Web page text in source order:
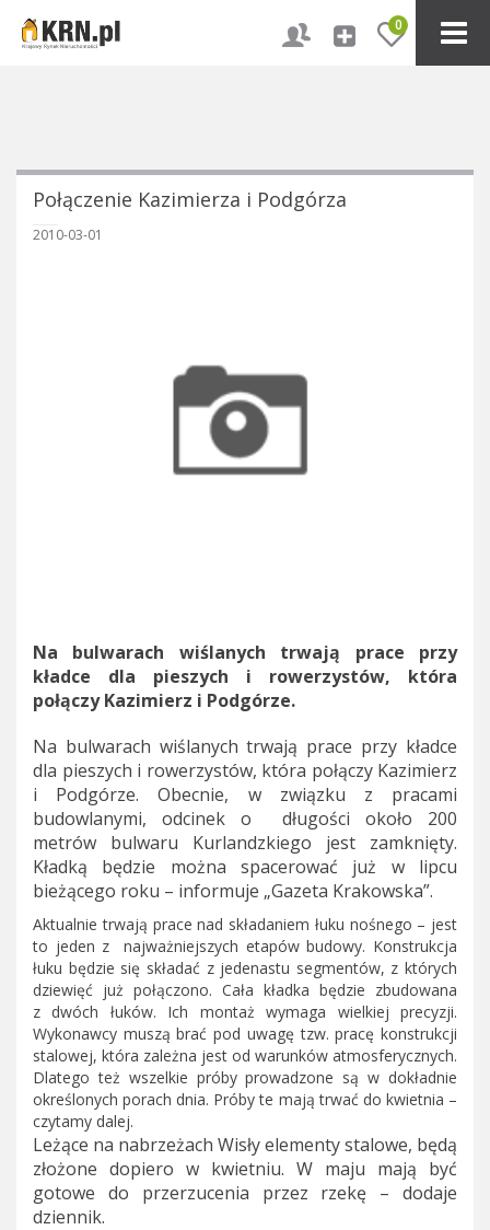
0
Połączenie Kazimierza i Podgórza
2010-03-01
Na bulwarach wiślanych trwają prace przy
kładce dla pieszych i rowerzystów, która
połączy Kazimierz i Podgórze.
Na bulwarach wiślanych trwają prace przy kładce
dla pieszych i rowerzystów, która połączy Kazimierz
i Podgórze. Obecnie, w związku z pracami
budowlanymi, odcinek o długości około 200
metrów bulwaru Kurlandzkiego jest zamknięty.
Kładką będzie można spacerować już w lipcu
bieżącego roku – informuje „Gazeta Krakowska”.
Aktualnie trwają prace nad składaniem łuku nośnego – jest
to jeden z najważniejszych etapów budowy. Konstrukcja
łuku będzie się składać z jedenastu segmentów, z których
dziewięć już połączono. Cała kładka będzie zbudowana
z dwóch łuków. Ich montaż wymaga wielkiej precyzji.
Wykonawcy muszą brać pod uwagę tzw. pracę konstrukcji
stalowej, która zależna jest od warunków atmosferycznych.
Dlatego też wszelkie próby prowadzone są w dokładnie
określonych porach dnia. Próby te mają trwać do kwietnia –
czytamy dalej.
Leżące na nabrzeżach Wisły elementy stalowe, będą
złożone dopiero w kwietniu. W maju mają być
gotowe do przerzucenia przez rzekę – dodaje
dziennik.